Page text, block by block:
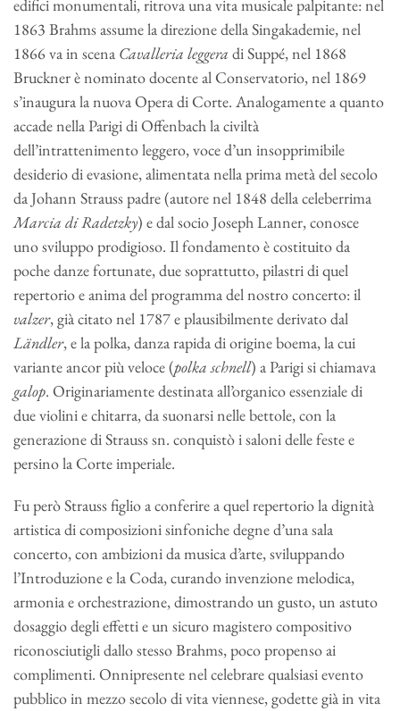
edifici monumentali, ritrova una vita musicale palpitante: nel
1863 Brahms assume la direzione della Singakademie, nel
1866 va in scena Cavalleria leggera di Suppé, nel 1868
Bruckner è nominato docente al Conservatorio, nel 1869
s’inaugura la nuova Opera di Corte. Analogamente a quanto
accade nella Parigi di Offenbach la civiltà
dell’intrattenimento leggero, voce d’un insopprimibile
desiderio di evasione, alimentata nella prima metà del secolo
da Johann Strauss padre (autore nel 1848 della celeberrima
Marcia di Radetzky) e dal socio Joseph Lanner, conosce
uno sviluppo prodigioso. Il fondamento è costituito da
poche danze fortunate, due soprattutto, pilastri di quel
repertorio e anima del programma del nostro concerto: il
valzer, già citato nel 1787 e plausibilmente derivato dal
Ländler, e la polka, danza rapida di origine boema, la cui
variante ancor più veloce (polka schnell) a Parigi si chiamava
galop. Originariamente destinata all’organico essenziale di
due violini e chitarra, da suonarsi nelle bettole, con la
generazione di Strauss sn. conquistò i saloni delle feste e
persino la Corte imperiale.
Fu però Strauss figlio a conferire a quel repertorio la dignità
artistica di composizioni sinfoniche degne d’una sala
concerto, con ambizioni da musica d’arte, sviluppando
l’Introduzione e la Coda, curando invenzione melodica,
armonia e orchestrazione, dimostrando un gusto, un astuto
dosaggio degli effetti e un sicuro magistero compositivo
riconosciutigli dallo stesso Brahms, poco propenso ai
complimenti. Onnipresente nel celebrare qualsiasi evento
pubblico in mezzo secolo di vita viennese, godette già in vita